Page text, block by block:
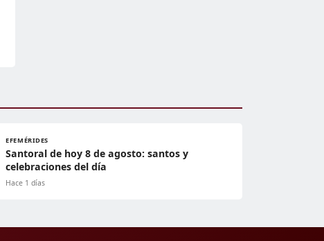
EFEMÉRIDES
Santoral de hoy 8 de agosto: santos y
celebraciones del día
Hace 1 días